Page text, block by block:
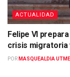
ACTUALIDAD
Felipe VI
crisis migratoria
POR MASQUEALDIA